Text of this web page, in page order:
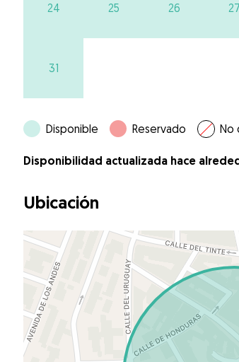
24 25 26 27
31
Disponible Reservado No
Disponibilidad actualizada hace
Ubicación